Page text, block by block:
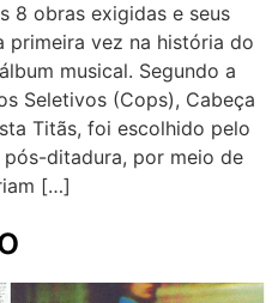
8 obras exigidas e seus
primeira vez na história do
musical. Segundo a
Seletivos (Cops), Cabeça
Titãs, foi escolhido pelo
ditadura, por meio de
[…]